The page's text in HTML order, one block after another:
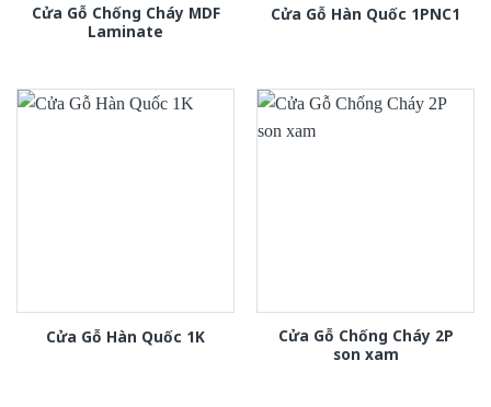
Cửa Gỗ Chống Cháy MDF
Laminate
Cửa Gỗ Hàn Quốc 1PNC1
Cửa Gỗ Hàn Quốc 1K
Cửa Gỗ Chống Cháy 2P
son xam